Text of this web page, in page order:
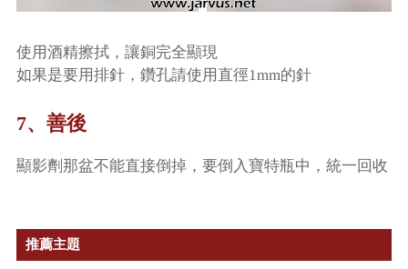
使用酒精擦拭，讓銅完全顯現
如果是要用排針，鑽孔請使用直徑1mm的針
7、善後
顯影劑那盆不能直接倒掉，要倒入寶特瓶中，統一回收
推薦主題